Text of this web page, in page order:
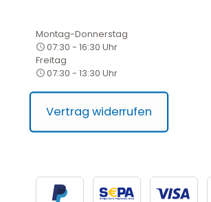
Montag-Donnerstag
07:30 - 16:30 Uhr
Freitag
07:30 - 13:30 Uhr
Vertrag widerrufen